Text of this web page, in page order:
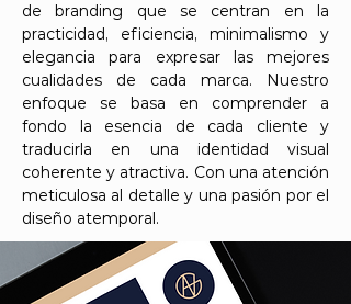
de branding que se centran en la
practicidad, eficiencia, minimalismo y
elegancia para expresar las mejores
cualidades de cada marca. Nuestro
enfoque se basa en comprender a
fondo la esencia de cada cliente y
traducirla en una identidad visual
coherente y atractiva. Con una atención
meticulosa al detalle y una pasión por el
diseño atemporal.